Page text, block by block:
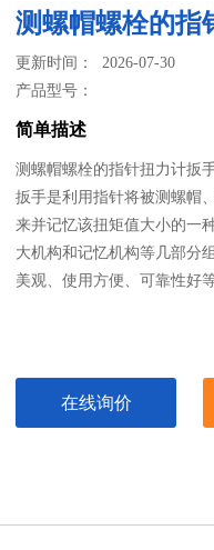
测螺帽螺栓的指
更新时间： 2026-07-30
产品型号：
简单描述
测螺帽螺栓的指针扭力计扳
扳手是利用指针将被测螺帽
来并记忆该扭矩值大小的一
大机构和记忆机构等几部分
美观、使用方便、可靠性好
在线询价